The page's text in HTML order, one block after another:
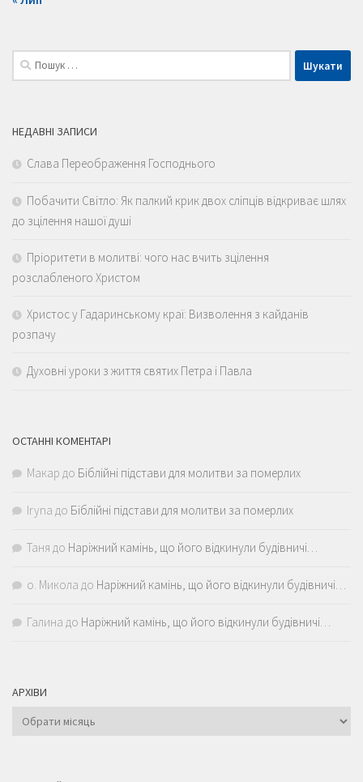
Пошук:
НЕДАВНІ ЗАПИСИ
Слава Переображення Господнього
Побачити Світло: Як палкий крик двох сліпців відкриває шлях
до зцілення нашої душі
Пріоритети в молитві: чого нас вчить зцілення
розслабленого Христом
Христос у Гадаринському краї: Визволення з кайданів
розпачу
Духовні уроки з життя святих Петра і Павла
ОСТАННІ КОМЕНТАРІ
Макар до Біблійні підстави для молитви за померлих
Iryna до Біблійні підстави для молитви за померлих
Таня до Наріжний камінь, що його відкинули будівничі…
о. Микола до Наріжний камінь, що його відкинули будівничі…
Галина до Наріжний камінь, що його відкинули будівничі…
АРХІВИ
Архіви